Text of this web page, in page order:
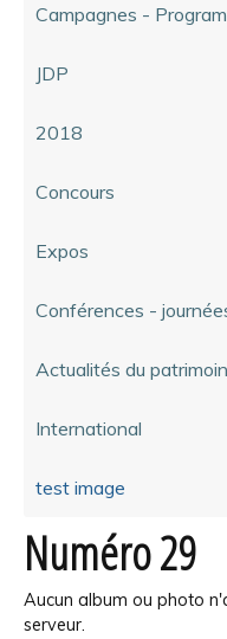
Campagnes -
JDP
2018
Concours
Expos
Conférences -
Actualités du
International
test image
Numéro 29
Aucun album ou photo
serveur.